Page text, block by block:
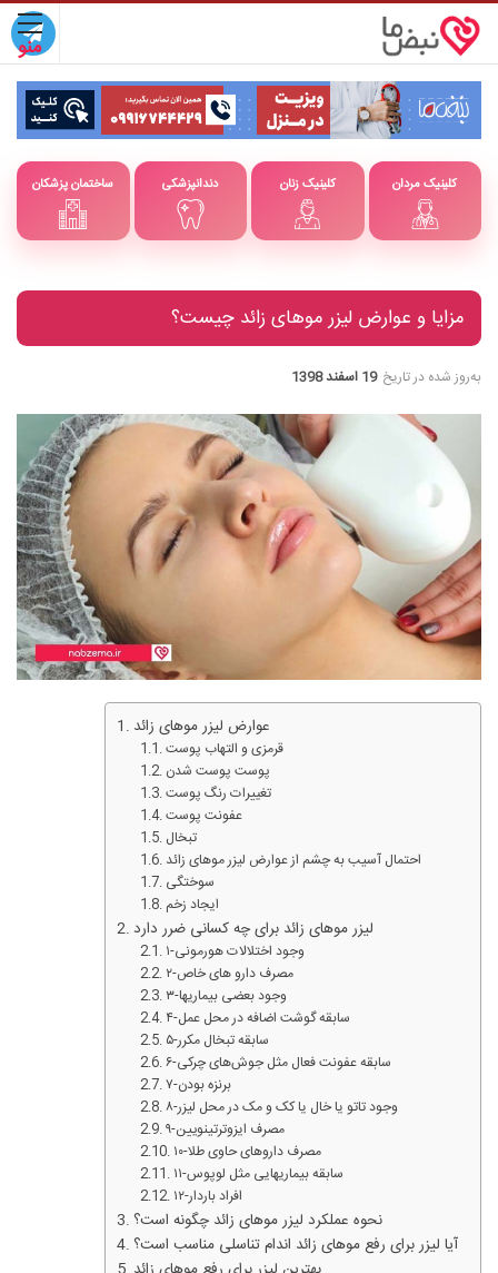
ساختمان پزشکان دندانپزشکی کلینیک زنان کلینیک مردان
مزایا و عوارض لیزر موهای زائد چیست؟
به‌روز شده در تاریخ 19 اسفند 1398
عوارض لیزر موهای زائد
قرمزی و التهاب پوست
پوست پوست شدن
تغییرات رنگ پوست
عفونت پوست
تبخال
احتمال آسیب به چشم از عوارض لیزر موهای زائد
سوختگی
ایجاد زخم
لیزر موهای زائد برای چه کسانی ضرر دارد
۱-وجود اختلالات هورمونی
۲-مصرف دارو های خاص
۳-وجود بعضی بیماریها
۴-سابقه گوشت اضافه در محل عمل
۵-سابقه تبخال مکرر
۶-سابقه عفونت فعال مثل جوش‌های چرکی
۷-برنزه بودن
۸-وجود تاتو یا خال یا کک و مک در محل لیزر
۹-مصرف ایزوترتینویین
۱۰-مصرف داروهای حاوی طلا
۱۱-سابقه بیماریهایی مثل لوپوس
۱۲-افراد باردار
نحوه عملکرد لیزر موهای زائد چگونه است؟
آیا لیزر برای رفع موهای زائد اندام تناسلی مناسب است؟